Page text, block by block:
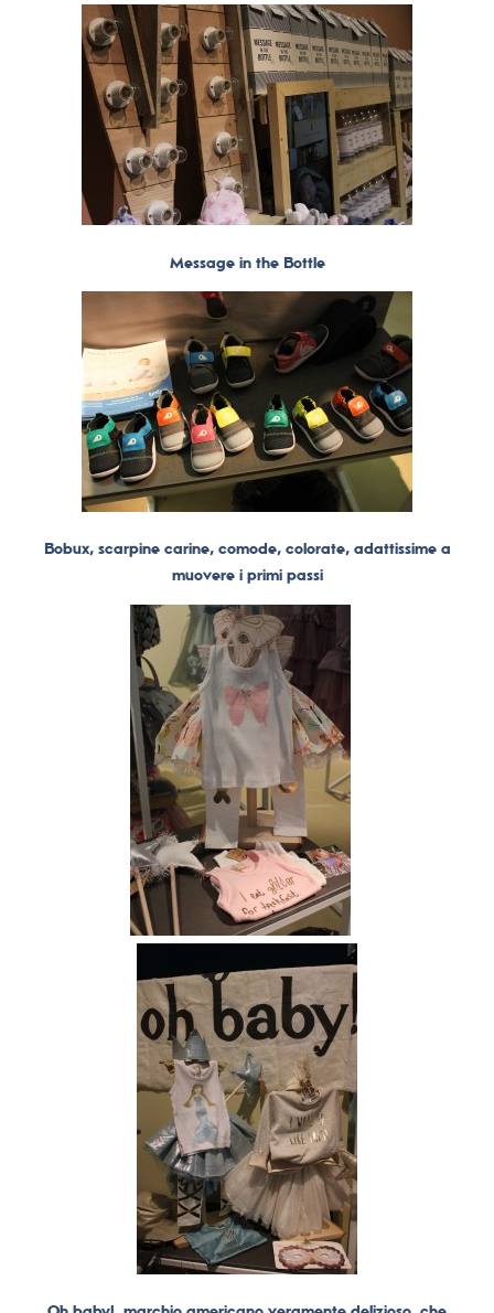
Message in the Bottle
Bobux, scarpine carine, comode, colorate, adattissime a
muovere i primi passi